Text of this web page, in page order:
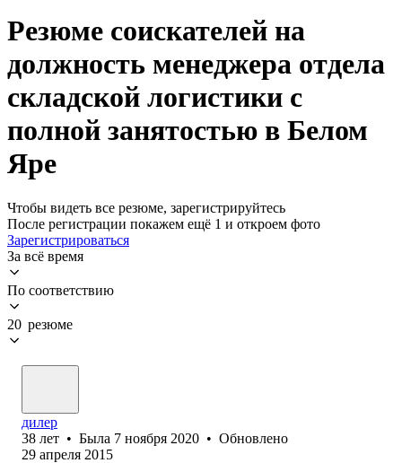
Резюме соискателей на
должность менеджера отдела
складской логистики с
полной занятостью в Белом
Яре
Чтобы видеть все резюме, зарегистрируйтесь
После регистрации покажем ещё 1 и откроем фото
Зарегистрироваться
За всё время
По соответствию
20 резюме
дилер
38 лет • Была 7 ноября 2020 • Обновлено
29 апреля 2015